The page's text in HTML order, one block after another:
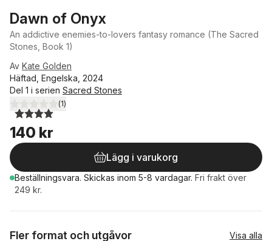
Dawn of Onyx
An addictive enemies-to-lovers fantasy romance (The Sacred
Stones, Book 1)
Av Kate Golden
Häftad, Engelska, 2024
Del 1 i serien Sacred Stones
4,0utav 5 stjärnor. Totalt antal röster:
(1)
140 kr
Lägg i varukorg
Beställningsvara. Skickas inom 5-8 vardagar. Fri frakt över
249 kr.
Fler format och utgåvor Visa alla